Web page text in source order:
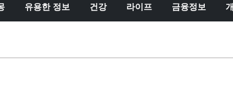
유용한 정보 건강 라이프 금융정보